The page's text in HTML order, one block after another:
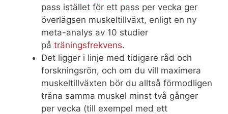
pass istället för ett pass per vecka ger
överlägsen muskeltillväxt, enligt en ny
meta-analys av 10 studier
på träningsfrekvens.
Det ligger i linje med tidigare råd och
forskningsrön, och om du vill maximera
muskeltillväxten bör du alltså förmodligen
träna samma muskel minst två gånger
per vecka (till exempel med ett